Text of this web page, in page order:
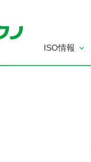
ISO情報